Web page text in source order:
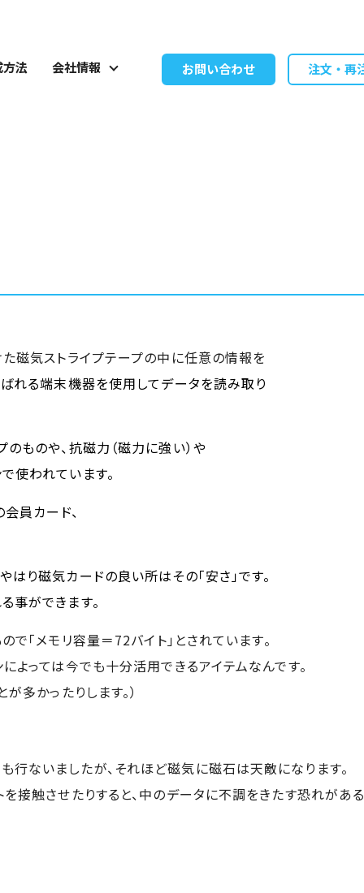
法 会社情報 お問い合わせ 注文・再
磁気ストライプテープの中に任意の情報を
ばれる端末機器を使用してデータを読み取り
ものや、抗磁力（磁力に強い）や
使われています。
員カード、
り磁気カードの良い所はその「安さ」です。
事ができます。
「メモリ容量＝72バイト」とされています。
よっては今でも十分活用できるアイテムなんです。
多かったりします。）
ないましたが、それほど磁気に磁石は天敵になります。
接触させたりすると、中のデータに不調をきたす恐れがあ